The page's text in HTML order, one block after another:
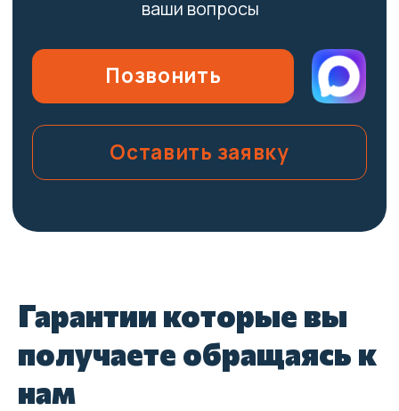
Гарантии которые вы
получаете обращаясь к
нам